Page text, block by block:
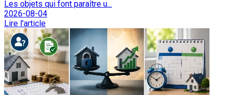
Les objets qui font paraître u...
2026-08-04
Lire l'article